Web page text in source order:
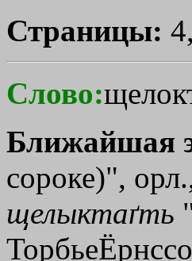
Страницы: 4,
Слово:
Ближайшая
сороке)",
щелыктаґть